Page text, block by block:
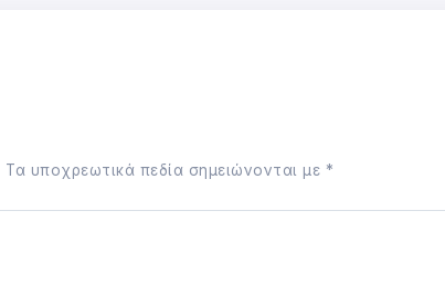
Τα υποχρεωτικά πεδία σημειώνονται με *